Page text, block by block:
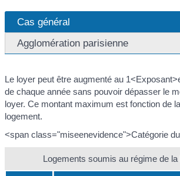
Cas général
Agglomération parisienne
Le loyer peut être augmenté au
de chaque année sans pouvoir dépasser le
loyer. Ce montant maximum est fonction de
logement.
<span class="miseenevidence">Catégorie
Logements soumis au régime de la